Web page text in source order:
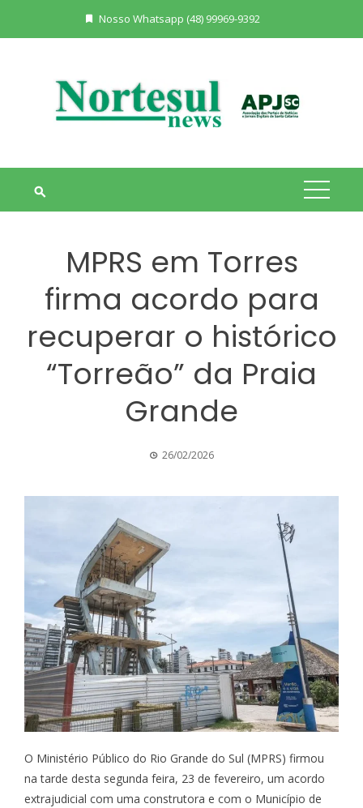
Nosso Whatsapp (48) 99969-9392
MPRS em Torres
firma acordo para
recuperar o histórico
“Torreão” da Praia
Grande
26/02/2026
O Ministério Público do Rio Grande do Sul (MPRS) firmou
na tarde desta segunda feira, 23 de fevereiro, um acordo
extrajudicial com uma construtora e com o Município de